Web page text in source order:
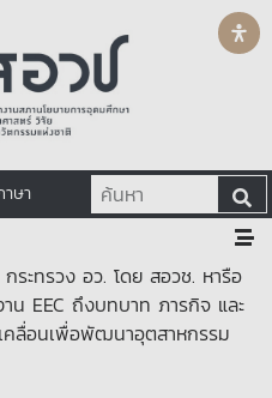
ษา
กระทรวง อว. โดย สอวช. หารือ
น EEC ถึงบทบาท ภารกิจ และ
คลื่อนเพื่อพัฒนาอุตสาหกรรม